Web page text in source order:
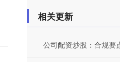
相关更新
公司配资炒股：合规要